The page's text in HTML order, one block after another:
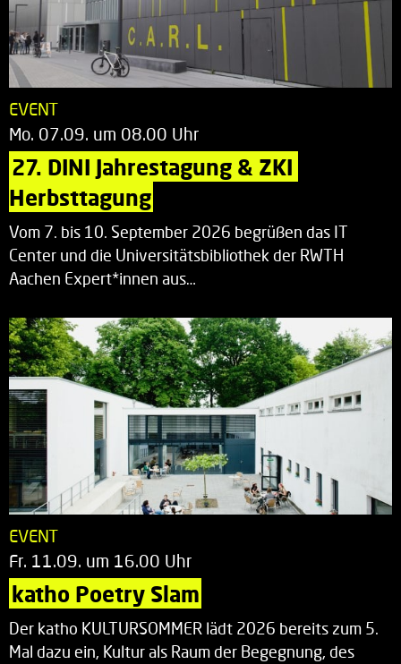
EVENT
Mo. 07.09. um 08.00 Uhr
27. DINI Jahrestagung & ZKI
Herbsttagung
Vom 7. bis 10. September 2026 begrüßen das IT
Center und die Universitätsbibliothek der RWTH
Aachen Expert*innen aus…
EVENT
Fr. 11.09. um 16.00 Uhr
katho Poetry Slam
Der katho KULTURSOMMER lädt 2026 bereits zum 5.
Mal dazu ein, Kultur als Raum der Begegnung, des